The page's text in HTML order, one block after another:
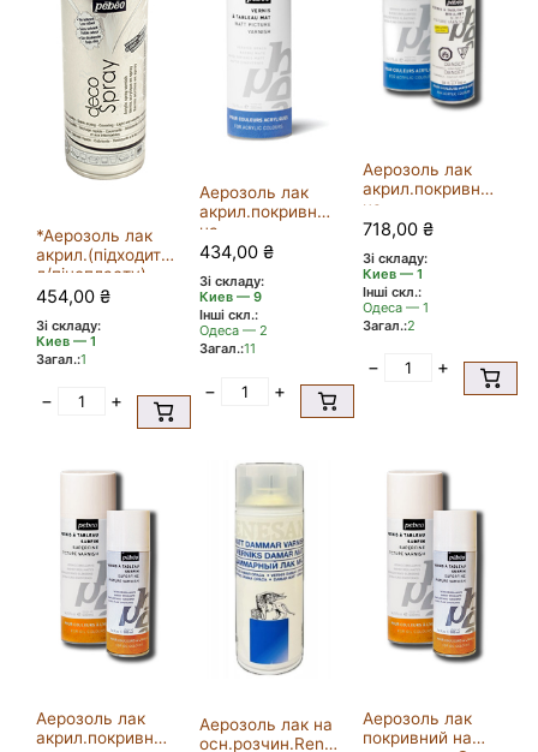
*Аерозоль лак
акрил.(підходить
д/пінопласту)
Decospray Pebeo
200мл
ГЛЯНЦЕВИЙ
454,00 ₴
Зі складу:
Киев — 1
Загал.:1
− +
Аерозоль лак
акрил.покривний
на
осн.розчин.Pebe
200мл
434,00 ₴
Зі складу:
Киев — 9
Інші скл.:
Одеса — 2
Загал.:11
− +
Аерозоль лак
акрил.покривний
на
осн.розчин.Pebe
o ГЛЯНЦЕВИЙ
400мл
718,00 ₴
Зі складу:
Киев — 1
Інші скл.:
Одеса — 1
Загал.:2
− +
Аерозоль лак
акрил.покривний
Аерозоль лак на
осн.розчин.Rene
Аерозоль лак
покривний на